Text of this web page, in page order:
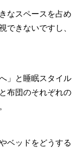
なスペースを占め
できないですし、
」と睡眠スタイル
布団のそれぞれの
ベッドをどうする